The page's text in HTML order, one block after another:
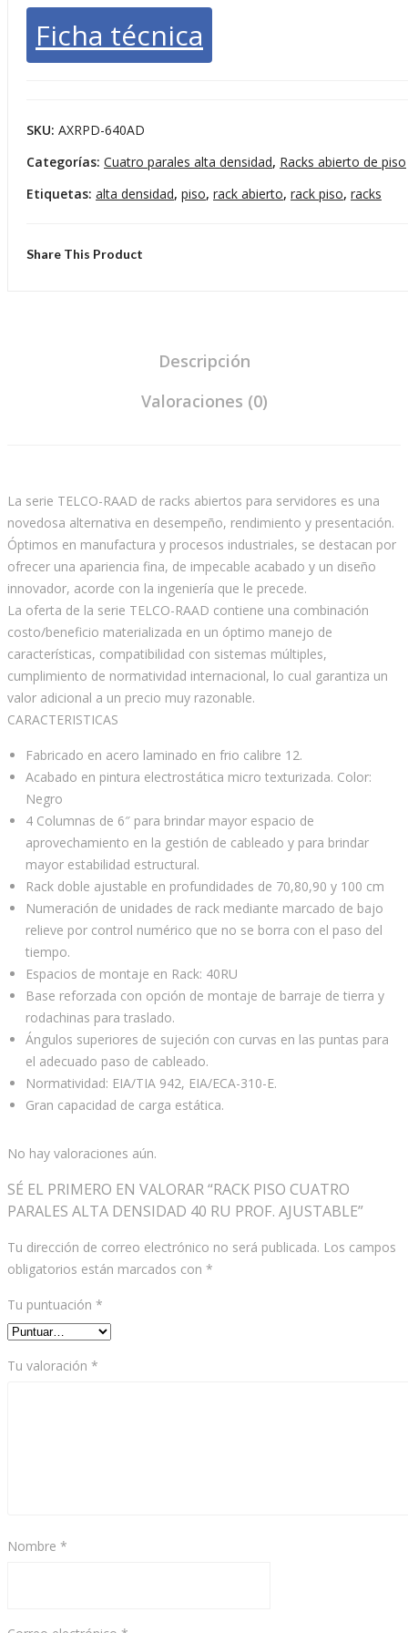
Ficha técnica
SKU: AXRPD-640AD
Categorías: Cuatro parales alta densidad, Racks abierto de piso
Etiquetas: alta densidad, piso, rack abierto, rack piso, racks
Share This Product
Descripción
Valoraciones (0)
La serie TELCO-RAAD de racks abiertos para servidores es una
novedosa alternativa en desempeño, rendimiento y presentación.
Óptimos en manufactura y procesos industriales, se destacan por
ofrecer una apariencia fina, de impecable acabado y un diseño
innovador, acorde con la ingeniería que le precede.
La oferta de la serie TELCO-RAAD contiene una combinación
costo/beneficio materializada en un óptimo manejo de
características, compatibilidad con sistemas múltiples,
cumplimiento de normatividad internacional, lo cual garantiza un
valor adicional a un precio muy razonable.
CARACTERISTICAS
Fabricado en acero laminado en frio calibre 12.
Acabado en pintura electrostática micro texturizada. Color:
Negro
4 Columnas de 6″ para brindar mayor espacio de
aprovechamiento en la gestión de cableado y para brindar
mayor estabilidad estructural.
Rack doble ajustable en profundidades de 70,80,90 y 100 cm
Numeración de unidades de rack mediante marcado de bajo
relieve por control numérico que no se borra con el paso del
tiempo.
Espacios de montaje en Rack: 40RU
Base reforzada con opción de montaje de barraje de tierra y
rodachinas para traslado.
Ángulos superiores de sujeción con curvas en las puntas para
el adecuado paso de cableado.
Normatividad: EIA/TIA 942, EIA/ECA-310-E.
Gran capacidad de carga estática.
No hay valoraciones aún.
SÉ EL PRIMERO EN VALORAR “RACK PISO CUATRO
PARALES ALTA DENSIDAD 40 RU PROF. AJUSTABLE”
Tu dirección de correo electrónico no será publicada. Los campos
obligatorios están marcados con *
Tu puntuación *
Tu valoración *
Nombre *